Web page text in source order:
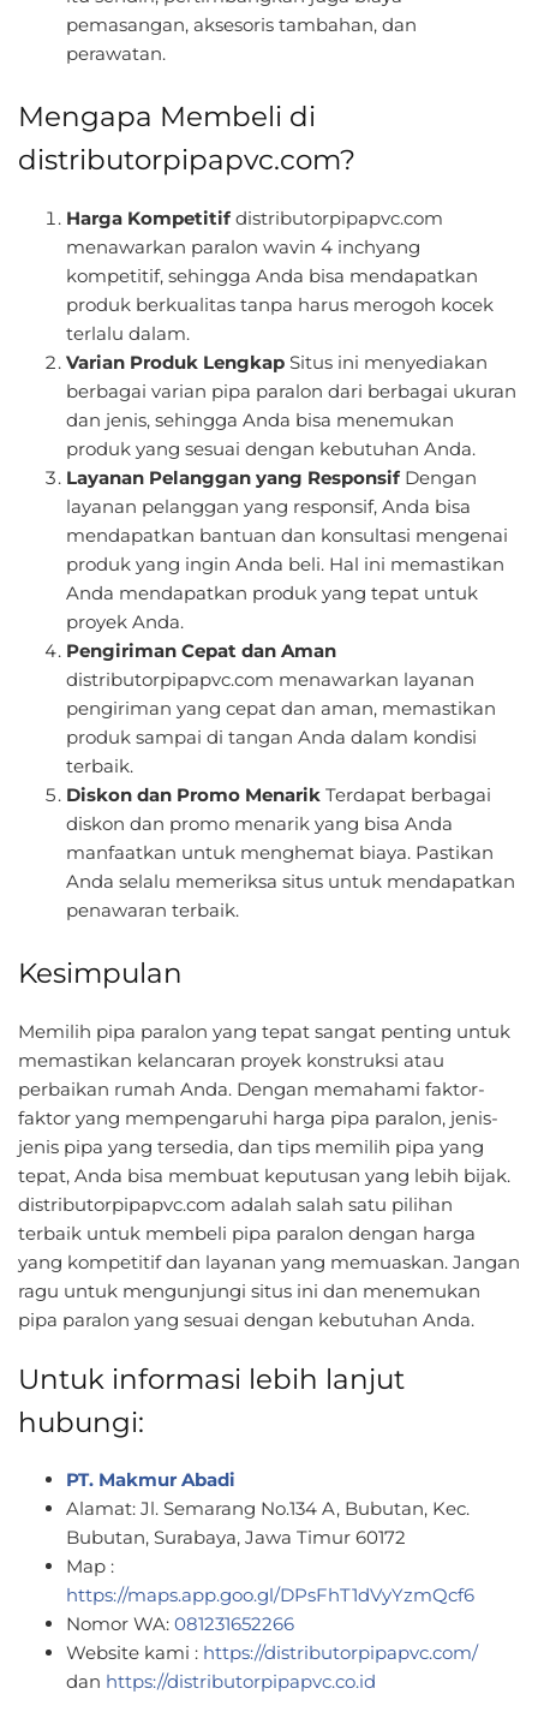
pemasangan, aksesoris tambahan, dan
perawatan.
Mengapa Membeli di
distributorpipapvc.com?
Harga Kompetitif distributorpipapvc.com
menawarkan paralon wavin 4 inchyang
kompetitif, sehingga Anda bisa mendapatkan
produk berkualitas tanpa harus merogoh kocek
terlalu dalam.
Varian Produk Lengkap Situs ini menyediakan
berbagai varian pipa paralon dari berbagai ukuran
dan jenis, sehingga Anda bisa menemukan
produk yang sesuai dengan kebutuhan Anda.
Layanan Pelanggan yang Responsif Dengan
layanan pelanggan yang responsif, Anda bisa
mendapatkan bantuan dan konsultasi mengenai
produk yang ingin Anda beli. Hal ini memastikan
Anda mendapatkan produk yang tepat untuk
proyek Anda.
Pengiriman Cepat dan Aman
distributorpipapvc.com menawarkan layanan
pengiriman yang cepat dan aman, memastikan
produk sampai di tangan Anda dalam kondisi
terbaik.
Diskon dan Promo Menarik Terdapat berbagai
diskon dan promo menarik yang bisa Anda
manfaatkan untuk menghemat biaya. Pastikan
Anda selalu memeriksa situs untuk mendapatkan
penawaran terbaik.
Kesimpulan
Memilih pipa paralon yang tepat sangat penting untuk
memastikan kelancaran proyek konstruksi atau
perbaikan rumah Anda. Dengan memahami faktor-
faktor yang mempengaruhi harga pipa paralon, jenis-
jenis pipa yang tersedia, dan tips memilih pipa yang
tepat, Anda bisa membuat keputusan yang lebih bijak.
distributorpipapvc.com adalah salah satu pilihan
terbaik untuk membeli pipa paralon dengan harga
yang kompetitif dan layanan yang memuaskan. Jangan
ragu untuk mengunjungi situs ini dan menemukan
pipa paralon yang sesuai dengan kebutuhan Anda.
Untuk informasi lebih lanjut
hubungi:
PT. Makmur Abadi
Alamat: Jl. Semarang No.134 A, Bubutan, Kec.
Bubutan, Surabaya, Jawa Timur 60172
Map :
https://maps.app.goo.gl/DPsFhT1dVyYzmQcf6
Nomor WA: 081231652266
Website kami : https://distributorpipapvc.com/
dan https://distributorpipapvc.co.id